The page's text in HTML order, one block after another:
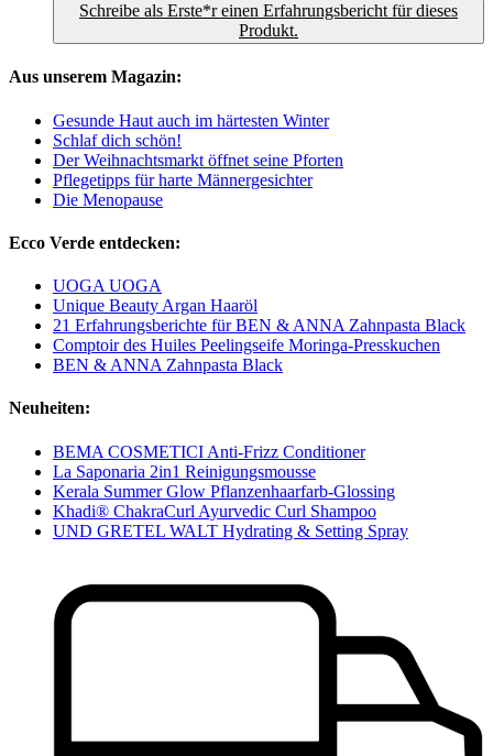
Schreibe als Erste*r einen Erfahrungsbericht für dieses
Produkt.
Aus unserem Magazin:
Gesunde Haut auch im härtesten Winter
Schlaf dich schön!
Der Weihnachtsmarkt öffnet seine Pforten
Pflegetipps für harte Männergesichter
Die Menopause
Ecco Verde entdecken:
UOGA UOGA
Unique Beauty Argan Haaröl
21 Erfahrungsberichte für BEN & ANNA Zahnpasta Black
Comptoir des Huiles Peelingseife Moringa-Presskuchen
BEN & ANNA Zahnpasta Black
Neuheiten:
BEMA COSMETICI Anti-Frizz Conditioner
La Saponaria 2in1 Reinigungsmousse
Kerala Summer Glow Pflanzenhaarfarb-Glossing
Khadi® ChakraCurl Ayurvedic Curl Shampoo
UND GRETEL WALT Hydrating & Setting Spray